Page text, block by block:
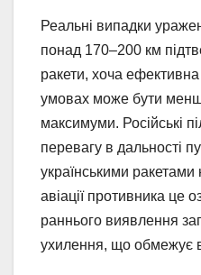
Реальні випадки
понад 170–200 км
ракети, хоча
умовах може бути
максимуми. Російські
перевагу в дальності
українськими
авіації противника це
раннього виявлення
ухилення, що обмежує